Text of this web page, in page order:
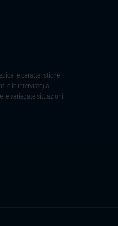
le caratteristiche
e le interviste) a
le variegate situazioni